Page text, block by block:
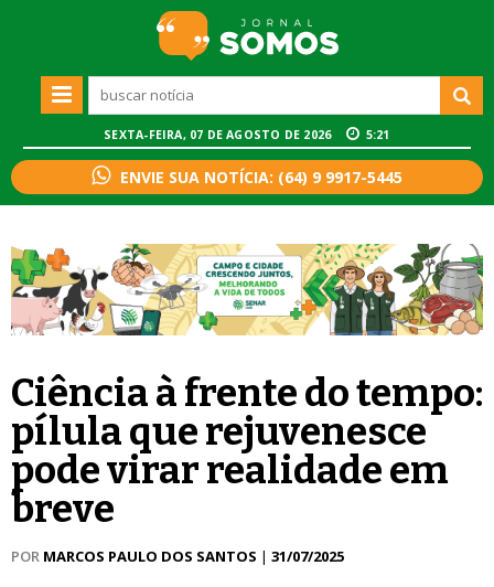
SEXTA-FEIRA, 07 DE AGOSTO DE 2026 5:21
ENVIE SUA NOTÍCIA: (64) 9 9917-5445
Ciência à frente do tempo:
pílula que rejuvenesce
pode virar realidade em
breve
POR MARCOS PAULO DOS SANTOS | 31/07/2025